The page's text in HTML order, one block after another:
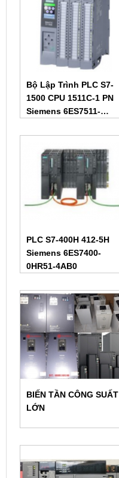
Bộ Lập Trình PLC S7-
1500 CPU 1511C-1 PN
Siemens 6ES7511-
PLC S7-400H 412-5H
Siemens 6ES7400-
0HR51-4AB0
BIẾN TẦN CÔNG SUẤT
LỚN